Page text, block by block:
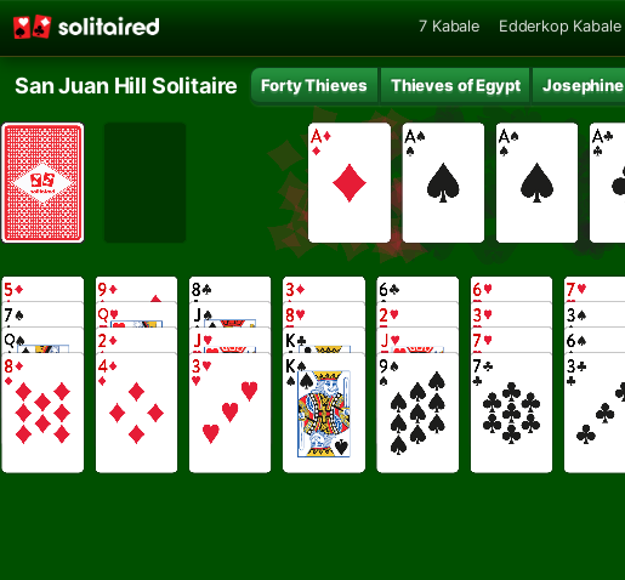
7 Kabale Edderkop Kabale
San Juan Hill Solitaire Forty Thieves Thieves of Egypt Josephine